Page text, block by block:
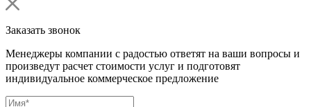
Заказать звонок
Менеджеры компании с радостью ответят на ваши вопросы и
произведут расчет стоимости услуг и подготовят
индивидуальное коммерческое предложение